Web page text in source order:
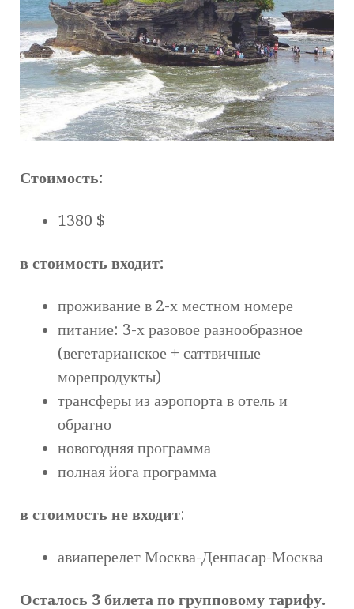
Стоимость:
1380 $
в стоимость входит:
проживание в 2-х местном номере
питание: 3-х разовое разнообразное
(вегетарианское + саттвичные
морепродукты)
трансферы из аэропорта в отель и
обратно
новогодняя программа
полная йога программа
в стоимость не входит:
авиаперелет Москва-Денпасар-Москва
Осталось 3 билета по групповому тарифу.